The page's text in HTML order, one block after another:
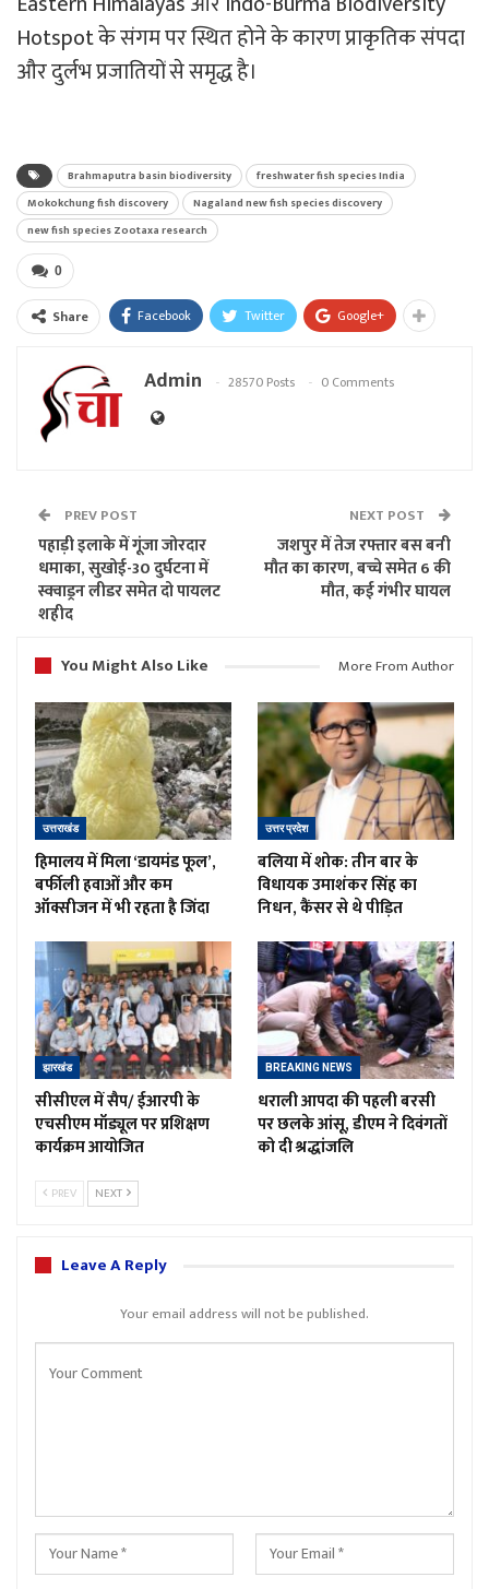
Hotspot के संगम पर स्थित होने के कारण प्राकृतिक संपदा
और दुर्लभ प्रजातियों से समृद्ध है।
Brahmaputra basin biodiversity
freshwater fish species India
Mokokchung fish discovery
Nagaland new fish species discovery
new fish species Zootaxa research
0
Share Facebook Twitter Google+
Admin 28570 Posts 0 Comments
PREV POST
पहाड़ी इलाके में गूंजा जोरदार
धमाका, सुखोई-30 दुर्घटना में
स्क्वाड्रन लीडर समेत दो पायलट
शहीद
NEXT POST
जशपुर में तेज रफ्तार बस बनी
मौत का कारण, बच्चे समेत 6 की
मौत, कई गंभीर घायल
You Might Also Like More From Author
उत्तराखंड
हिमालय में मिला ‘डायमंड फूल’,
बर्फीली हवाओं और कम
ऑक्सीजन में भी रहता है जिंदा
उत्तर प्रदेश
बलिया में शोक: तीन बार के
विधायक उमाशंकर सिंह का
निधन, कैंसर से थे पीड़ित
झारखंड
सीसीएल में सैप/ ईआरपी के
एचसीएम मॉड्यूल पर प्रशिक्षण
कार्यक्रम आयोजित
BREAKING NEWS
धराली आपदा की पहली बरसी
पर छलके आंसू, डीएम ने दिवंगतों
को दी श्रद्धांजलि
PREV NEXT
Leave A Reply
Your email address will not be published.